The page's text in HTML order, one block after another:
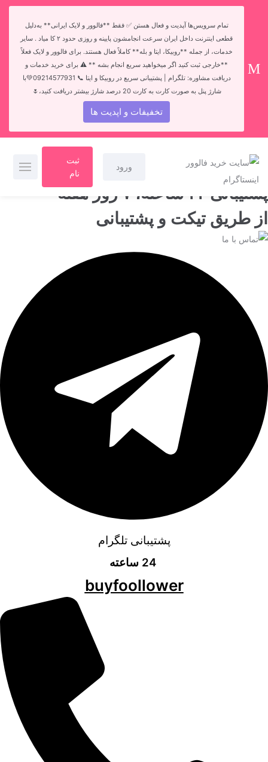
تمام سرویس‌ها آپدیت و فعال هستن ✅ فقط **فالوور و لایک ایرانی** به‌دلیل
قطعی اینترنت داخل ایران سرعت انجامشون پایینه و روزی حدود ۲ کا میاد . سایر
خدمات، از جمله **روبیکا، ایتا و بله** کاملاً فعال هستند. برای فالوور و لایک فعلاً
**خارجی ثبت کنید اگر میخواهید سریع انجام بشه ** ⚠️ برای خرید خدمات و
دریافت مشاوره: تلگرام | پشتیبانی سریع در روبیکا و ایتا 📞 09214577931💚با
شارژ پنل به صورت کارت به کارت 20 درصد شارژ بیشتر دریافت کنید،🌷
تخفیفات و اپدیت ها
ورود
ثبت
نام
پشتیبانی ۲۴ ساعته، ۷ روز هفته
از طریق تیکت و پشتیبانی
پشتیبانی تلگرام
24 ساعته
buyfoollower